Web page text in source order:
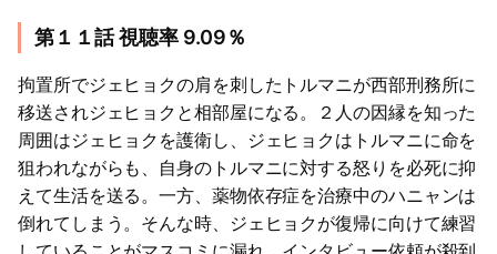
第１１話 視聴率 9.09％
拘置所でジェヒョクの肩を刺したトルマニが西部刑務所に
移送されジェヒョクと相部屋になる。２人の因縁を知った
周囲はジェヒョクを護衛し、ジェヒョクはトルマニに命を
狙われながらも、自身のトルマニに対する怒りを必死に抑
えて生活を送る。一方、薬物依存症を治療中のハニャンは
倒れてしまう。そんな時、ジェヒョクが復帰に向けて練習